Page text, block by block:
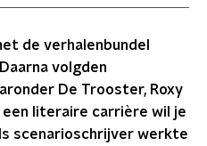
de verhalenbundel
volgden
De Trooster, Roxy
literaire carrière wil je
scenarioschrijver werkte